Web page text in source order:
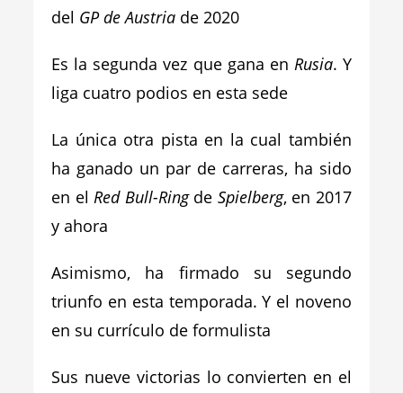
del GP de Austria de 2020
Es la segunda vez que gana en Rusia. Y
liga cuatro podios en esta sede
La única otra pista en la cual también
ha ganado un par de carreras, ha sido
en el Red Bull-Ringde Spielberg, en 2017
y ahora
Asimismo, ha firmado su segundo
triunfo en esta temporada. Y el noveno
en su currículo de formulista
Sus nueve victorias lo convierten en el